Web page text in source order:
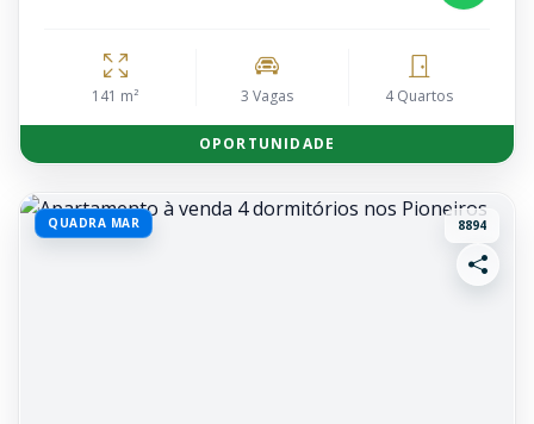
141 m² 3 Vagas 4 Quartos
OPORTUNIDADE
QUADRA MAR 8894